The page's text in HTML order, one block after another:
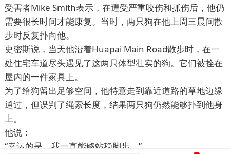
受害者Mike Smith表示，在遭受严重咬伤和抓伤后，他仍
需要很长时间才能康复。当时，两只狗在他上周三晨间散
步时反复扑向他。
史密斯说，当天他沿着Huapai Main Road散步时，在一
处住宅车道尽头遇见了这两只体型壮实的狗。它们被拴在
屋内的一件家具上。
为了给狗留出足够空间，他特意走到靠近道路的草地边缘
通过，但误判了绳索长度，结果两只狗仍然能够扑到他身
上。
他说：
“幸运的是，我一直能够站稳脚步。”